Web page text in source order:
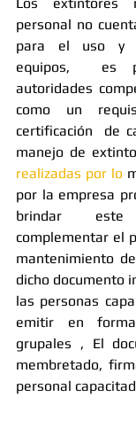
personal no
para el uso y
equipos,  es
autoridades
como un
certificación  de
realizadas por lo
por la empresa
brindar
complementar el
mantenimiento
dicho documento
las personas
emitir en
grupales , El
membretado,
personal